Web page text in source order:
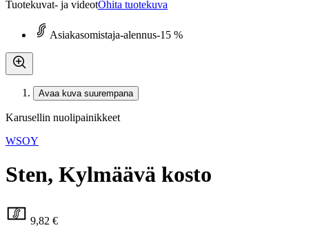
Tuotekuvat- ja videotOhita tuotekuva
Asiakasomistaja-alennus-15 %
Avaa kuva suurempana
Karusellin nuolipainikkeet
WSOY
Sten, Kylmäävä kosto
9,82 €